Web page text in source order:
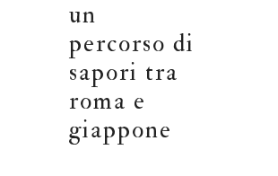
un
percorso di
sapori tra
roma e
giappone